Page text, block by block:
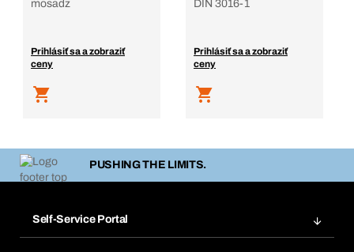
mosadz
Prihlásiť sa a zobraziť
ceny
DIN 3016-1
Prihlásiť sa a zobraziť
ceny
PUSHING THE LIMITS.
Self-Service Portal